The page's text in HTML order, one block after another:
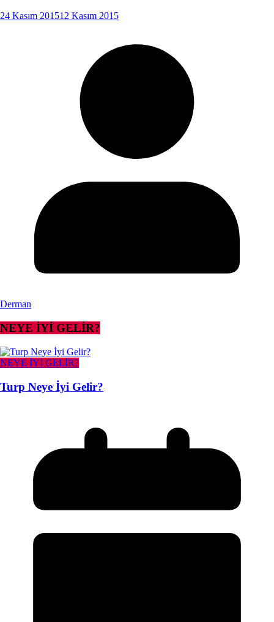
24 Kasım 201512 Kasım 2015
Derman
NEYE İYİ GELİR?
NEYE İYİ GELİR?
Turp Neye İyi Gelir?